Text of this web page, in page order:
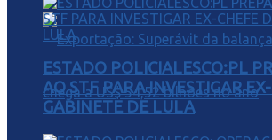
ESTADO POLICIALESCO:PL
AO STF PARA INVESTIGAR
GABINETE DE LULA